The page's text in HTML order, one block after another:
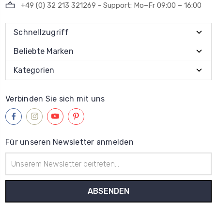
+49 (0) 32 213 321269 - Support: Mo–Fr 09:00 – 16:00
Schnellzugriff
Beliebte Marken
Kategorien
Verbinden Sie sich mit uns
Für unseren Newsletter anmelden
Mail-
Adresse